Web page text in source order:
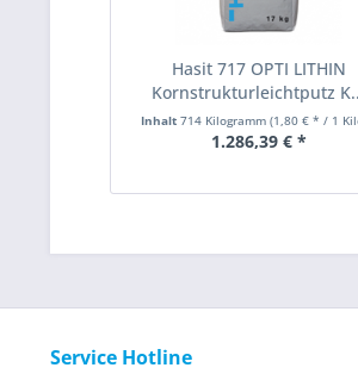
Hasit 717 OPTI LITHIN
Kornstrukturleichtputz
Inhalt 714 Kilogramm (1,80 € * / 1
1.286,39 € *
Service Hotline